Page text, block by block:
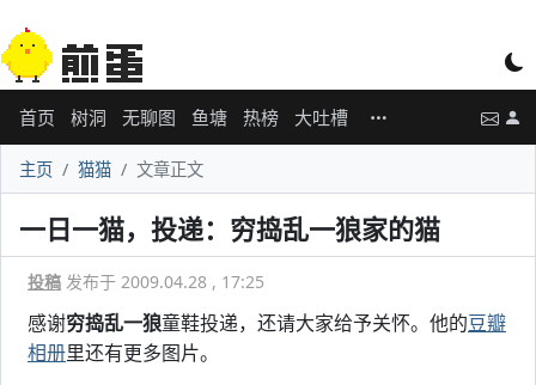
首页 树洞 无聊图 鱼塘 热榜 大吐槽
主页 猫猫 文章正文
一日一猫，投递：穷捣乱一狼家的猫
投稿 发布于 2009.04.28 , 17:25
感谢穷捣乱一狼童鞋投递，还请大家给予关怀。他的豆瓣
相册里还有更多图片。